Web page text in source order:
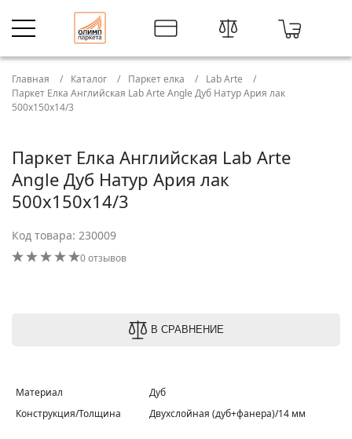
Главная Каталог Паркет елка
Lab Arte
Паркет Елка Английская Lab Arte Angle Дуб Натур Ария лак
500х150х14/3
Паркет Елка Английская Lab Arte
Angle Дуб Натур Ария лак
500х150х14/3
Код товара: 230009
0 отзывов
В СРАВНЕНИЕ
Материал
Дуб
Конструкция/Толщина
Двухслойная (дуб+фанера)/14 мм